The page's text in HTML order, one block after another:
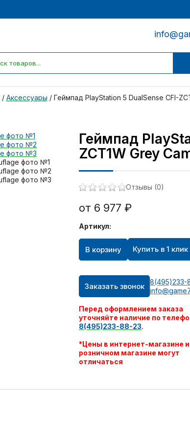
/ Аксессуары / Геймпад PlayStation 5 DualSense CFI-
Геймпад
ZCT1W Grey
Отзывы (0)
от 6 977 ₽
Артикул:
В корзину Купить в 1 клик
Заказать звонок
8(495)233-
Перед оформлением заказа
уточняйте наличие по
8(495)233-88-23.
*Цены в интернет-магазине и
розничном магазине могут
отличаться